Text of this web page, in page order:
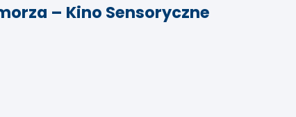
– Kino Sensoryczne